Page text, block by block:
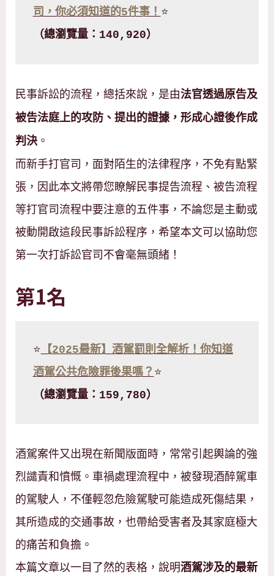
司，你必須知道的5件事！ ⭐
（總瀏覽量：140,920）
民事訴訟的流程，總括來說，是由法官透過原告及
被告法庭上的攻防、提出的證據，形成心證後作成
判決。
而新手打官司，面對陌生的法律程序，不免有點緊
張，因此本文將帶您瞭解民事提告流程、被告流程
等打官司流程中要注意的五件事，不論您是主動或
被動開啟這段民事訴訟程序，希望本文可以協助您
第一次打訴訟官司不會毫無頭緒！
第1名
⭐ 【2025最新】酒駕罰則全解析！你知道
酒駕公共危險罪後果嗎？ ⭐
（總瀏覽量：159,780）
酒駕案件又出現在新聞版面時，常常引起輿論的強
烈譴責和憤慨。車禍處理流程中，被發現酒醉駕車
的駕駛人，不僅輕忽危險駕駛可能造成死傷結果，
其所造成的交通事故，也帶給受害者及其家庭極大
的痛苦和負擔。
本篇文章以一目了然的表格，說明酒駕涉及的最新